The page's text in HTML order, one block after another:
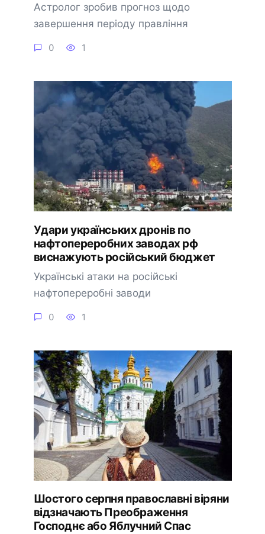
Астролог зробив прогноз щодо
завершення періоду правління
0 1
Удари українських дронів по
нафтопереробних заводах рф
виснажують російський бюджет
Українські атаки на російські
нафтопереробні заводи
0 1
Шостого серпня православні віряни
відзначають Преображення
Господнє або Яблучний Спас